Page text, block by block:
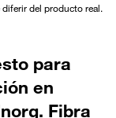
del producto real.
para
en
Fibra